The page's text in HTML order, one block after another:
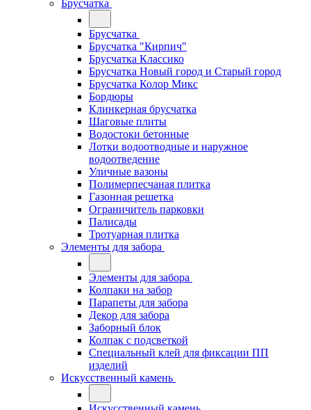
Брусчатка
Брусчатка
Брусчатка "Кирпич"
Брусчатка Классико
Брусчатка Новый город и Старый город
Брусчатка Колор Микс
Бордюры
Клинкерная брусчатка
Шаговые плиты
Водостоки бетонные
Лотки водоотводные и наружное
водоотведение
Уличные вазоны
Полимерпесчаная плитка
Газонная решетка
Ограничитель парковки
Палисады
Тротуарная плитка
Элементы для забора
Элементы для забора
Колпаки на забор
Парапеты для забора
Декор для забора
Заборный блок
Колпак с подсветкой
Специальный клей для фиксации ПП
изделий
Искусственный камень